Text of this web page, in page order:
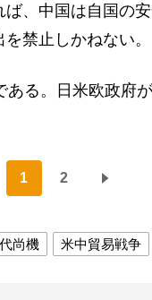
、中国は自国の
禁止しかねない。
る。日米欧政府
1 2
尚機 米中貿易戦争